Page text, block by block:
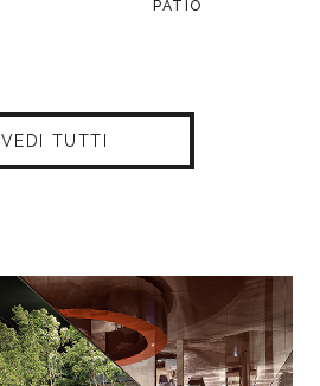
PATIO
VEDI TUTTI